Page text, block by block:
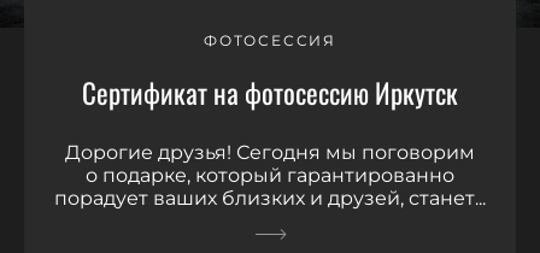
ФОТОСЕССИЯ
Сертификат на фотосессию Иркутск
Дорогие друзья! Сегодня мы поговорим
о подарке, который гарантированно
порадует ваших близких и друзей, станет...